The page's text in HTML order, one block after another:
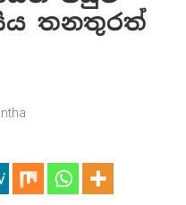
සිය තනතුරත්